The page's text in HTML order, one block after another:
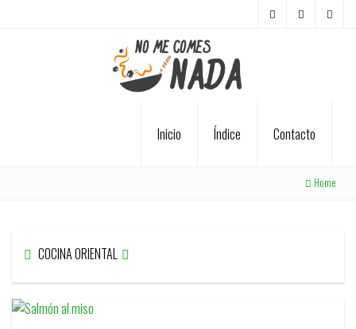
Inicio Índice Contacto
Home
COCINA ORIENTAL